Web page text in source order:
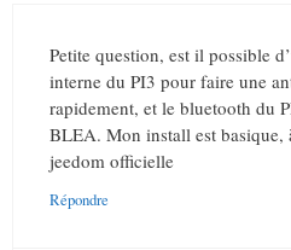
Petite question, est il possible
interne du PI3 pour faire une
rapidement, et le bluetooth du
BLEA. Mon install est basique,
jeedom officielle
Répondre